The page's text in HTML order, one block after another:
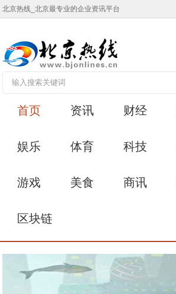
北京热线_北京最专业的企业资讯平台
首页 资讯 财经
娱乐 体育 科技
游戏 美食 商讯
区块链